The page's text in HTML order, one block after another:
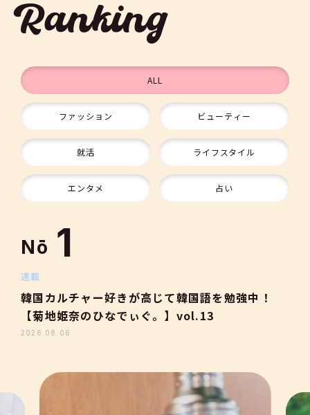
Ranking
ALL
ファッション ビューティー
就活 ライフスタイル
エンタメ 占い
Nō
9
10
1
2
3
4
連載
韓国カルチャー好きが高じて韓国語を勉強中！
【菊地姫奈のひなでぃぐ。】vol.13
2026.08.06